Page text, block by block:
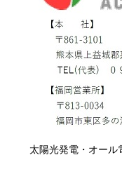
太陽光発電・オー